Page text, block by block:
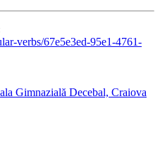
verbs/67e5e3ed-95e1-4761-
Gimnazială Decebal, Craiova